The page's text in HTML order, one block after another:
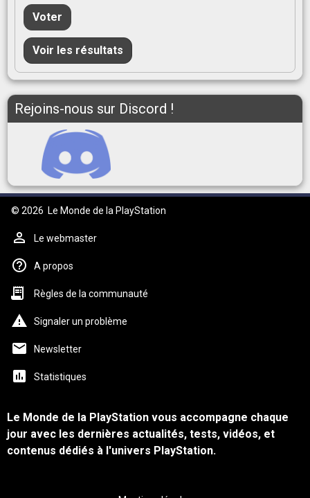
Voter
Voir les résultats
Rejoins-nous sur Discord !
© 2026 Le Monde de la PlayStation
Le webmaster
A propos
Règles de la communauté
Signaler un problème
Newsletter
Statistiques
Le Monde de la PlayStation vous accompagne chaque
jour avec les dernières actualités, tests, vidéos, et
contenus dédiés à l'univers PlayStation.